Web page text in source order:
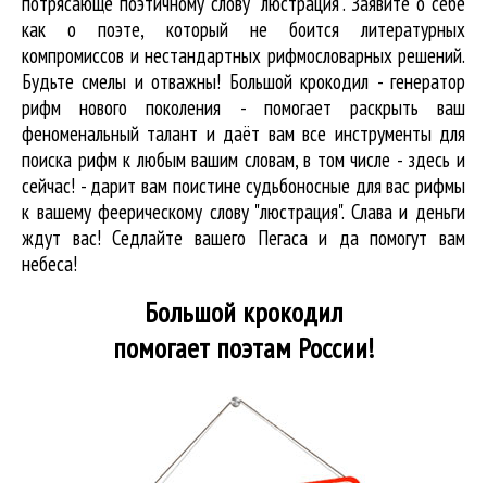
как о поэте, который не боится литературных
компромиссов и нестандартных рифмословарных решений.
Будьте смелы и отважны! Большой крокодил - генератор
рифм нового поколения - помогает раскрыть ваш
феноменальный талант и даёт вам все инструменты для
поиска рифмк любым вашим словам, в том числе - здесь и
сейчас! - дарит вам поистине судьбоносные для вас рифмы
к вашему феерическому слову "люстрация". Слава и деньги
ждут вас! Седлайте вашего Пегаса и да помогут вам
небеса!
Большой крокодил
помогает поэтам России!